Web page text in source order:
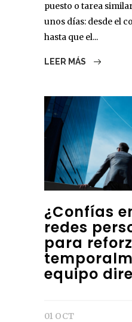
puesto o tarea
unos días: desde el
hasta que el...
LEER MÁS
¿Confías
redes
para
equipo
01 OCT